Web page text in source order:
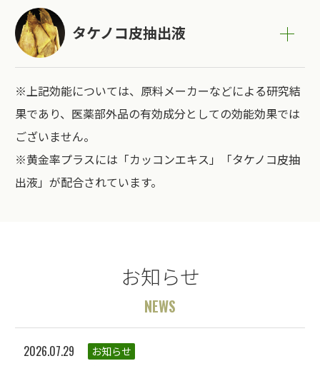
タケノコ皮抽出液
※上記効能については、原料メーカーなどによる研究結
果であり、医薬部外品の有効成分としての効能効果では
ございません。
※黄金率プラスには「カッコンエキス」「タケノコ皮抽
出液」が配合されています。
お知らせ
NEWS
2026.07.29 お知らせ